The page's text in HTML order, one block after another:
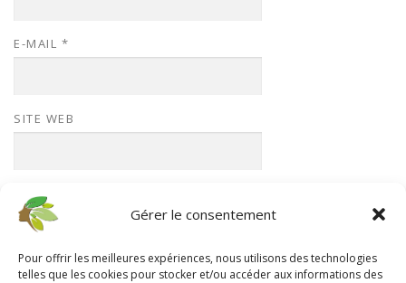
Gérer le consentement
Pour offrir les meilleures expériences, nous utilisons des technologies
telles que les cookies pour stocker et/ou accéder aux informations des
E-MAIL *
SITE WEB